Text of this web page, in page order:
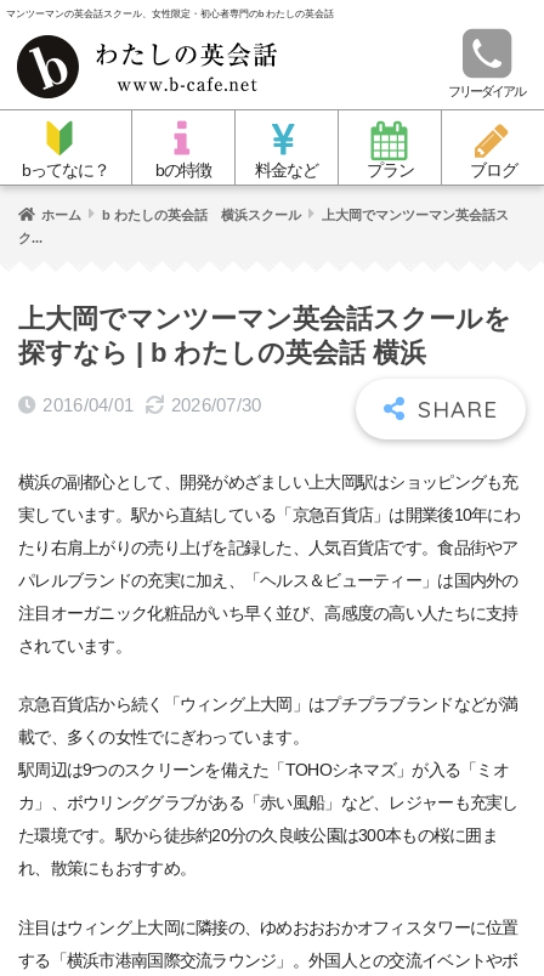
マンツーマンの英会話スクール、女性限定・初心者専門のb わたしの英会話
フリーダイアル
bってなに？ bの特徴 料金など プラン ブログ
ホーム b わたしの英会話 横浜スクール
上大岡でマンツーマン英会話ス
ク...
上大岡でマンツーマン英会話スクールを
探すなら | b わたしの英会話 横浜
2016/04/01 2026/07/30
横浜の副都心として、開発がめざましい上大岡駅はショッピングも充
実しています。駅から直結している「京急百貨店」は開業後10年にわ
たり右肩上がりの売り上げを記録した、人気百貨店です。食品街やア
パレルブランドの充実に加え、「ヘルス＆ビューティー」は国内外の
注目オーガニック化粧品がいち早く並び、高感度の高い人たちに支持
されています。
京急百貨店から続く「ウィング上大岡」はプチプラブランドなどが満
載で、多くの女性でにぎわっています。
駅周辺は9つのスクリーンを備えた「TOHOシネマズ」が入る「ミオ
カ」、ボウリンググラブがある「赤い風船」など、レジャーも充実し
た環境です。駅から徒歩約20分の久良岐公園は300本もの桜に囲ま
れ、散策にもおすすめ。
注目はウィング上大岡に隣接の、ゆめおおおかオフィスタワーに位置
する「横浜市港南国際交流ラウンジ」。外国人との交流イベントやボ